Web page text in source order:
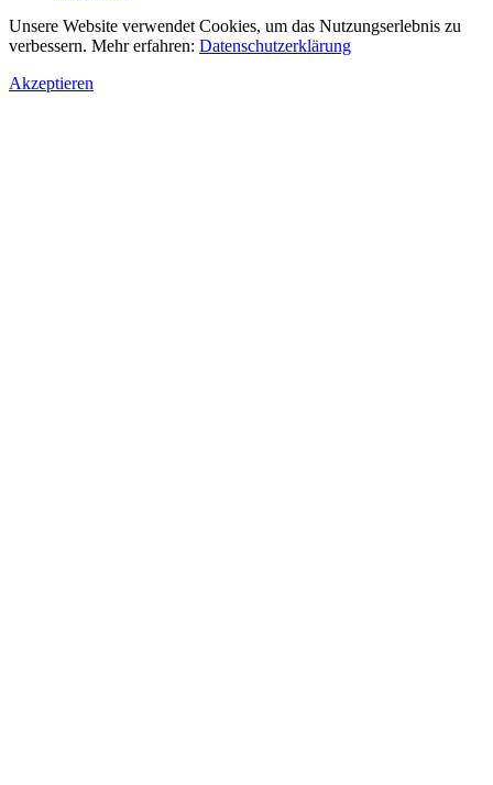
Unsere Website verwendet Cookies, um das Nutzungserlebnis zu
verbessern. Mehr erfahren: Datenschutzerklärung
Akzeptieren